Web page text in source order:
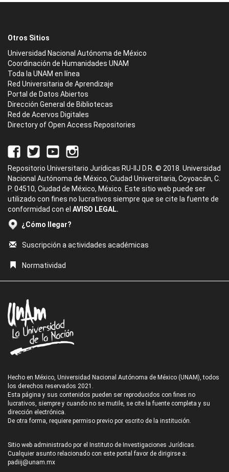
Otros Sitios
Universidad Nacional Autónoma de México
Coordinación de Humanidades UNAM
Toda la UNAM en línea
Red Universitaria de Aprendizaje
Portal de Datos Abiertos
Dirección General de Bibliotecas
Red de Acervos Digitales
Directory of Open Access Repositories
Repositorio Universitario Jurídicas RU-IIJ D.R. © 2018. Universidad
Nacional Autónoma de México, Ciudad Universitaria, Coyoacán, C.
P. 04510, Ciudad de México, México. Este sitio web puede ser
utilizado con fines no lucrativos siempre que se cite la fuente de
conformidad con el AVISO LEGAL.
¿Cómo llegar?
Suscripción a actividades académicas
Normatividad
Hecho en México, Universidad Nacional Autónoma de México (UNAM), todos
los derechos reservados 2021.
Esta página y sus contenidos pueden ser reproducidos con fines no
lucrativos, siempre y cuando no se mutile, se cite la fuente completa y su
dirección electrónica.
De otra forma, requiere permiso previo por escrito de la institución.
Sitio web administrado por el Instituto de Investigaciones Jurídicas.
Cualquier asunto relacionado con este portal favor de dirigirse a:
padiij@unam.mx